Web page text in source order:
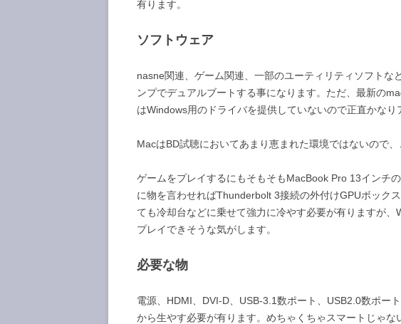
有ります。
ソフトウェア
nasne関連、ゲーム関連、一部のユーティリティソフトな
ンプでデュアルブートする事になります。ただ、最新の
はWindows用のドライバを提供していないので正直かな
MacはBD試聴においてあまり恵まれた環境ではないので
ゲームをプレイするにもそもそもMacBook Pro 13インチ
に物を言わせればThunderbolt 3接続の外付けGPUボック
ても冷却台などに乗せて強力に冷やす必要が有りますが
プレイできそうな気がします。
必要な物
電源、HDMI、DVI-D、USB-3.1数ポート、USB2.0数ポー
から生やす必要が有ります。めちゃくちゃスマートじゃ